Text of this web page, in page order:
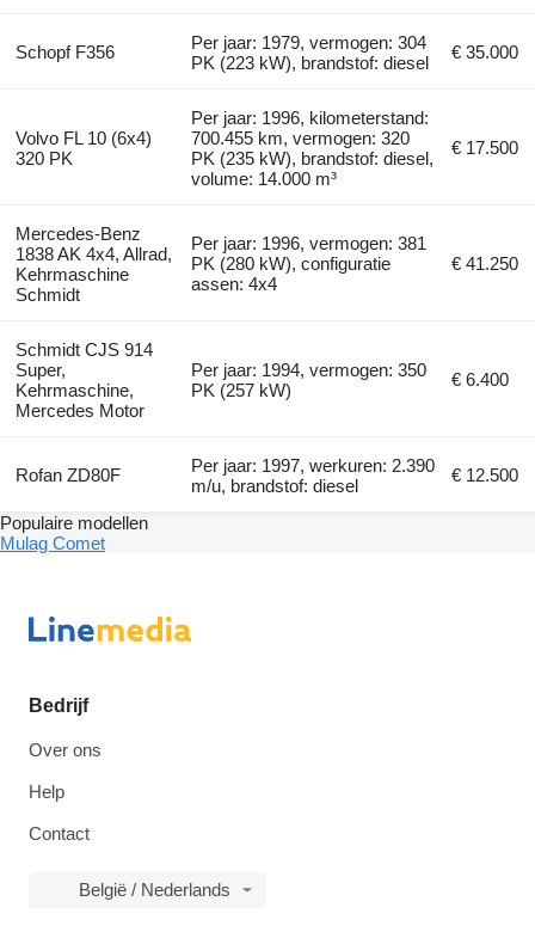
Schopf F356
Per jaar: 1979, vermogen: 304
PK (223 kW), brandstof: diesel
€ 35.000
Volvo FL 10 (6x4)
320 PK
Per jaar: 1996, kilometerstand:
700.455 km, vermogen: 320
PK (235 kW), brandstof: diesel,
volume: 14.000 m³
€ 17.500
Mercedes-Benz
1838 AK 4x4, Allrad,
Kehrmaschine
Schmidt
Per jaar: 1996, vermogen: 381
PK (280 kW), configuratie
assen: 4x4
€ 41.250
Schmidt CJS 914
Super,
Kehrmaschine,
Mercedes Motor
Per jaar: 1994, vermogen: 350
PK (257 kW)
€ 6.400
Rofan ZD80F
Per jaar: 1997, werkuren: 2.390
m/u, brandstof: diesel
€ 12.500
Populaire modellen
Mulag Comet
Bedrijf
Over ons
Help
Contact
België / Nederlands